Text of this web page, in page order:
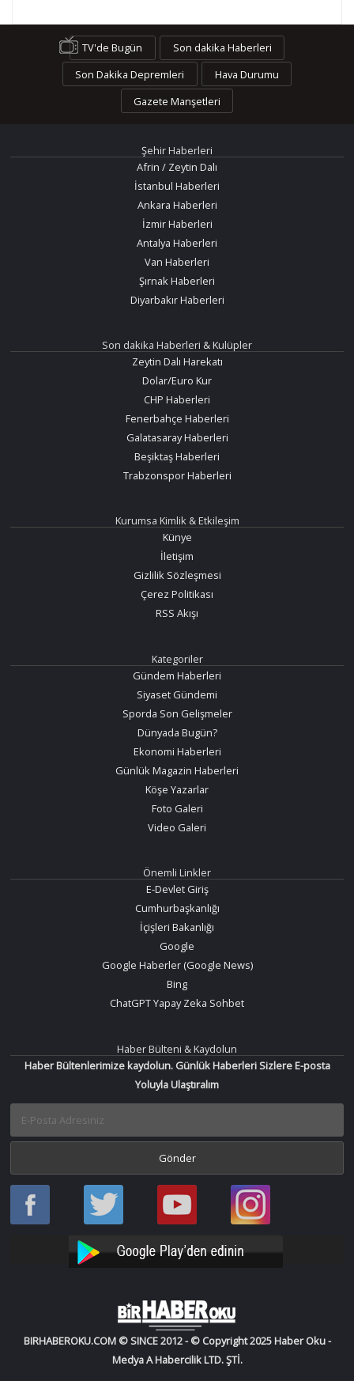
TV'de Bugün
Son dakika Haberleri
Son Dakika Depremleri
Hava Durumu
Gazete Manşetleri
Şehir Haberleri
Afrin / Zeytin Dalı
İstanbul Haberleri
Ankara Haberleri
İzmir Haberleri
Antalya Haberleri
Van Haberleri
Şırnak Haberleri
Diyarbakır Haberleri
Son dakika Haberleri & Kulüpler
Zeytin Dalı Harekatı
Dolar/Euro Kur
CHP Haberleri
Fenerbahçe Haberleri
Galatasaray Haberleri
Beşiktaş Haberleri
Trabzonspor Haberleri
Kurumsa Kimlik & Etkileşim
Künye
İletişim
Gizlilik Sözleşmesi
Çerez Politikası
RSS Akışı
Kategoriler
Gündem Haberleri
Siyaset Gündemi
Sporda Son Gelişmeler
Dünyada Bugün?
Ekonomi Haberleri
Günlük Magazin Haberleri
Köşe Yazarlar
Foto Galeri
Video Galeri
Önemli Linkler
E-Devlet Giriş
Cumhurbaşkanlığı
İçişleri Bakanlığı
Google
Google Haberler (Google News)
Bing
ChatGPT Yapay Zeka Sohbet
Haber Bülteni & Kaydolun
Haber Bültenlerimize kaydolun. Günlük Haberleri Sizlere E-posta
Yoluyla Ulaştıralım
Haber
Oku
Haber
Oku
Bir
Haber
YouTube
Bir
Haber
Instagram
BIRHABEROKU.COM © SINCE 2012 - © Copyright 2025 Haber Oku -
Medya A Habercilik LTD. ŞTİ.